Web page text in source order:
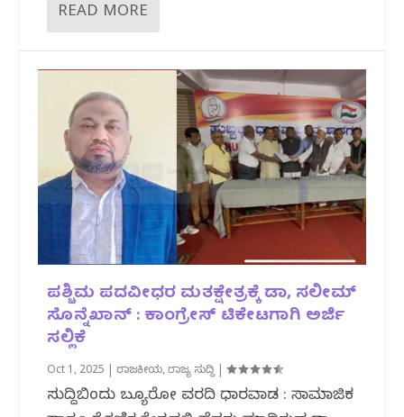
READ MORE
ಪಶ್ಚಿಮ ಪದವೀಧರ ಮತಕ್ಷೇತ್ರಕ್ಕೆ ಡಾ, ಸಲೀಮ್
ಸೊನ್ನೆಖಾನ್ : ಕಾಂಗ್ರೇಸ್ ಟಿಕೇಟಗಾಗಿ ಅರ್ಜಿ
ಸಲ್ಲಿಕೆ
Oct 1, 2025 |ರಾಜಕೀಯ,ರಾಜ್ಯ ಸುದ್ದಿ|
ಸುದ್ದಿಬಿಂದು ಬ್ಯೂರೋ ವರದಿ ಧಾರವಾಡ : ಸಾಮಾಜಿಕ